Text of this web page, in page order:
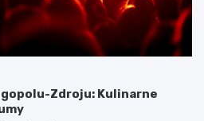
Zdroju: Kulinarne